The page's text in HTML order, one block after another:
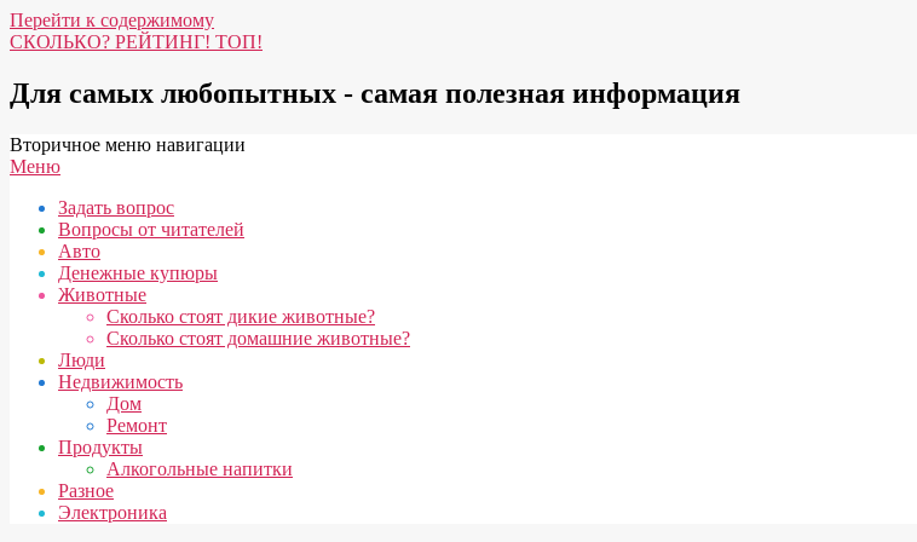
Перейти к содержимому
СКОЛЬКО? РЕЙТИНГ! ТОП!
Для самых любопытных - самая полезная информация
Вторичное меню навигации
Меню
Задать вопрос
Вопросы от читателей
Авто
Денежные купюры
Животные
Сколько стоят дикие животные?
Сколько стоят домашние животные?
Люди
Недвижимость
Дом
Ремонт
Продукты
Алкогольные напитки
Разное
Электроника